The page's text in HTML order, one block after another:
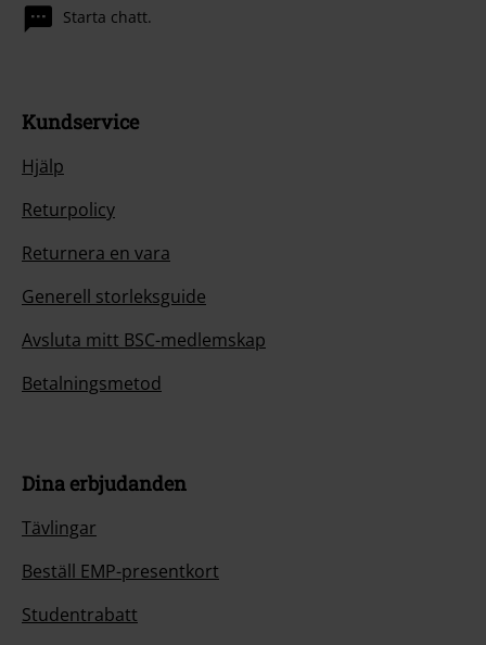
Starta chatt.
Kundservice
Hjälp
Returpolicy
Returnera en vara
Generell storleksguide
Avsluta mitt BSC-medlemskap
Betalningsmetod
Dina erbjudanden
Tävlingar
Beställ EMP-presentkort
Studentrabatt